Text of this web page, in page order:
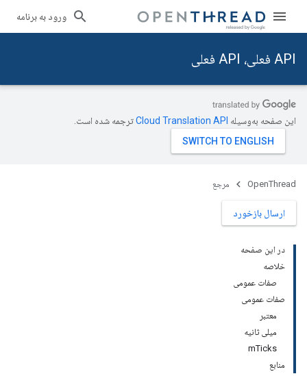
ورود به برنامه
API فعلی، API فعلی
این صفحه به‌وسیله ترجمه شده است.
OpenThread مرجع
ارسال بازخورد
در این صفحه
خلاصه
صفات عمومی
صفات عمومی
معتبر
میلی ثانیه
mTicks
منابع